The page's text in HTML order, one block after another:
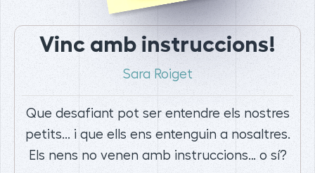
Vinc amb instruccions!
Sara Roiget
Que desafiant pot ser entendre els nostres
petits... i que ells ens entenguin a nosaltres.
Els nens no venen amb instruccions… o sí?